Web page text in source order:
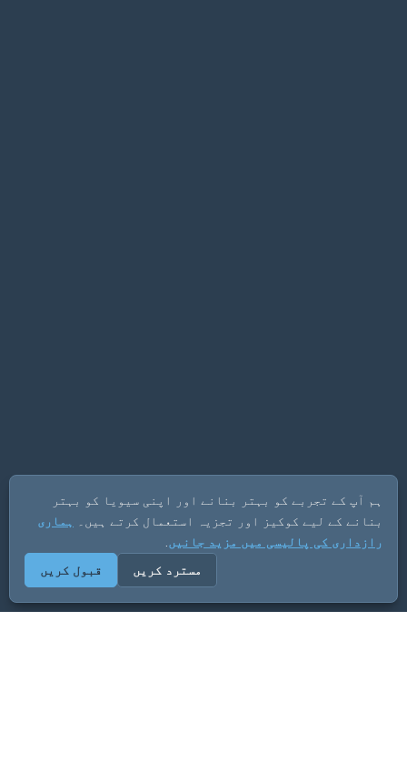
ہم آپ کے تجربے کو بہتر بنانے اور اپنی سیویا کو بہتر
بنانے کے لیے کوکیز اور تجزیہ استعمال کرتے ہیں۔ ہماری
رازداری کی پالیسی میں مزید جانیں.
مسترد کریں
قبول کریں